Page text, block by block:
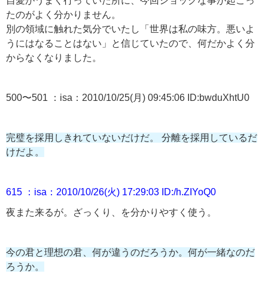
たのがよく分かりません。
別の領域に触れた気分でいたし「世界は私の味方。悪いよ
うにはなることはない」と信じていたので、何だかよく分
からなくなりました。
500〜501 ：isa：2010/10/25(月) 09:45:06 ID:bwduXhtU0
完璧を採用しきれていないだけだ。 分離を採用しているだ
けだよ。
615 ：isa：2010/10/26(火) 17:29:03 ID:/h.ZIYoQ0
夜また来るが。ざっくり、を分かりやすく使う。
今の君と理想の君、何が違うのだろうか。何が一緒なのだ
ろうか。